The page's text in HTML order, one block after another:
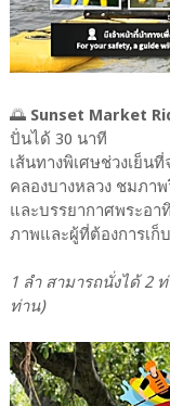
🌅 Sunset Market
ปั่นได้ 30 นาที
เส้นทางพิเศษช่วงเย็น
คลองบางหลวง ชมภา
และบรรยากาศพระอา
ภาพและผู้ที่ต้องการเก็
1 ลำ สามารถนั่งได้ 2
ท่าน)